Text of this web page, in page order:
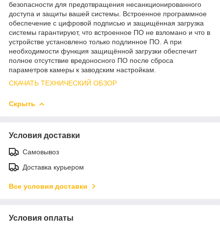
безопасности для предотвращения несанкционированного
доступа и защиты вашей системы. Встроенное программное
обеспечение с цифровой подписью и защищённая загрузка
системы гарантируют, что встроенное ПО не взломано и что в
устройстве установлено только подлинное ПО. А при
необходимости функция защищённой загрузки обеспечит
полное отсутствие вредоносного ПО после сброса
параметров камеры к заводским настройкам.
СКАЧАТЬ ТЕХНИЧЕСКИЙ ОБЗОР
Скрыть
Условия доставки
Самовывоз
Доставка курьером
Все условия доставки
Условия оплаты